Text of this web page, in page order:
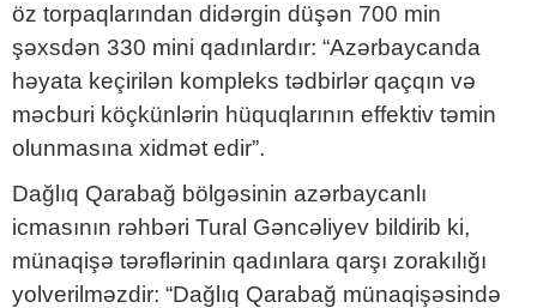
öz torpaqlarından didərgin düşən 700 min
şəxsdən 330 mini qadınlardır: “Azərbaycanda
həyata keçirilən kompleks tədbirlər qaçqın və
məcburi köçkünlərin hüquqlarının effektiv təmin
olunmasına xidmət edir”.
Dağlıq Qarabağ bölgəsinin azərbaycanlı
icmasının rəhbəri Tural Gəncəliyev bildirib ki,
münaqişə tərəflərinin qadınlara qarşı zorakılığı
yolverilməzdir: “Dağlıq Qarabağ münaqişəsində